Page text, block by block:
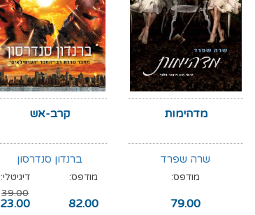
מדהימות
שרה שפרד
מודפס:
79.00
קרב-אש
ברנדון סנדרסון
מודפס:
82.00
דיגיטלי:
39.00
23.00